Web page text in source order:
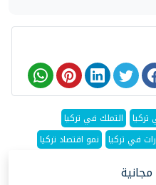
تركيا
التملك في تركيا
في تركيا نمو اقتصاد تركيا